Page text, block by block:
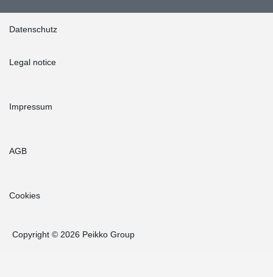
Datenschutz
Legal notice
Impressum
AGB
Cookies
Copyright © 2026 Peikko Group